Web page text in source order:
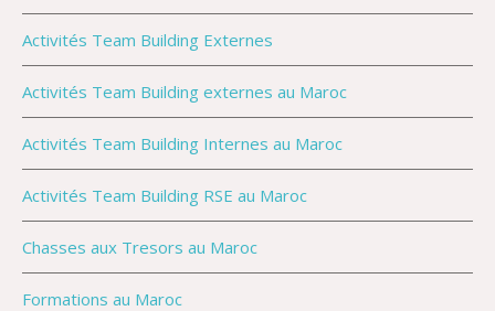
Activités Team Building Externes
Activités Team Building externes au Maroc
Activités Team Building Internes au Maroc
Activités Team Building RSE au Maroc
Chasses aux Tresors au Maroc
Formations au Maroc